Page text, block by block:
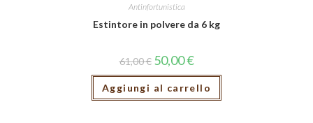
Antinfortunistica
Estintore in polvere da 6 kg
61,00€ 50,00€
Aggiungi al carrello